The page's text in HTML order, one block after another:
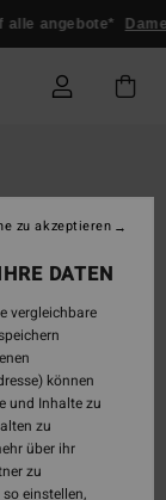
alle angebote*
DATEN
vergleichbare
können
und Inhalte zu
zu
über ihr
zu
einstellen,
zu akzeptieren